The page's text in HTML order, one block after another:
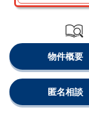
物件概要
匿名相談